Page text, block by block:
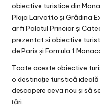
obiective turistice din
Plaja Larvotto și Grădina
ar fi Palatul Princiar și
prezentat și obiective
de Paris și Formula 1
Toate aceste obiective
o destinație turistică
descopere ceva nou și să
țări.